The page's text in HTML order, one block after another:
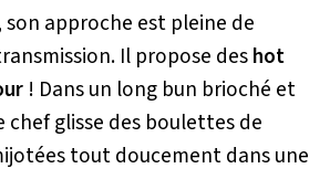
son approche est pleine de
Il propose deshot
! Dans un long bun brioché et
chef glisse des boulettes de
tout doucement dans une